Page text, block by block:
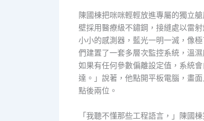
陳國棟把咪咪輕輕放進專屬的獨立
壁採用醫療級不鏽鋼，接縫處以雷
小小的感測器，藍光一明一滅，像
們建置了一套多層次監控系統，溫
如果有任何參數偏離設定值，系統
達。」說著，他點開平板電腦，畫
點後兩位。
「我聽不懂那些工程語言，」陳國